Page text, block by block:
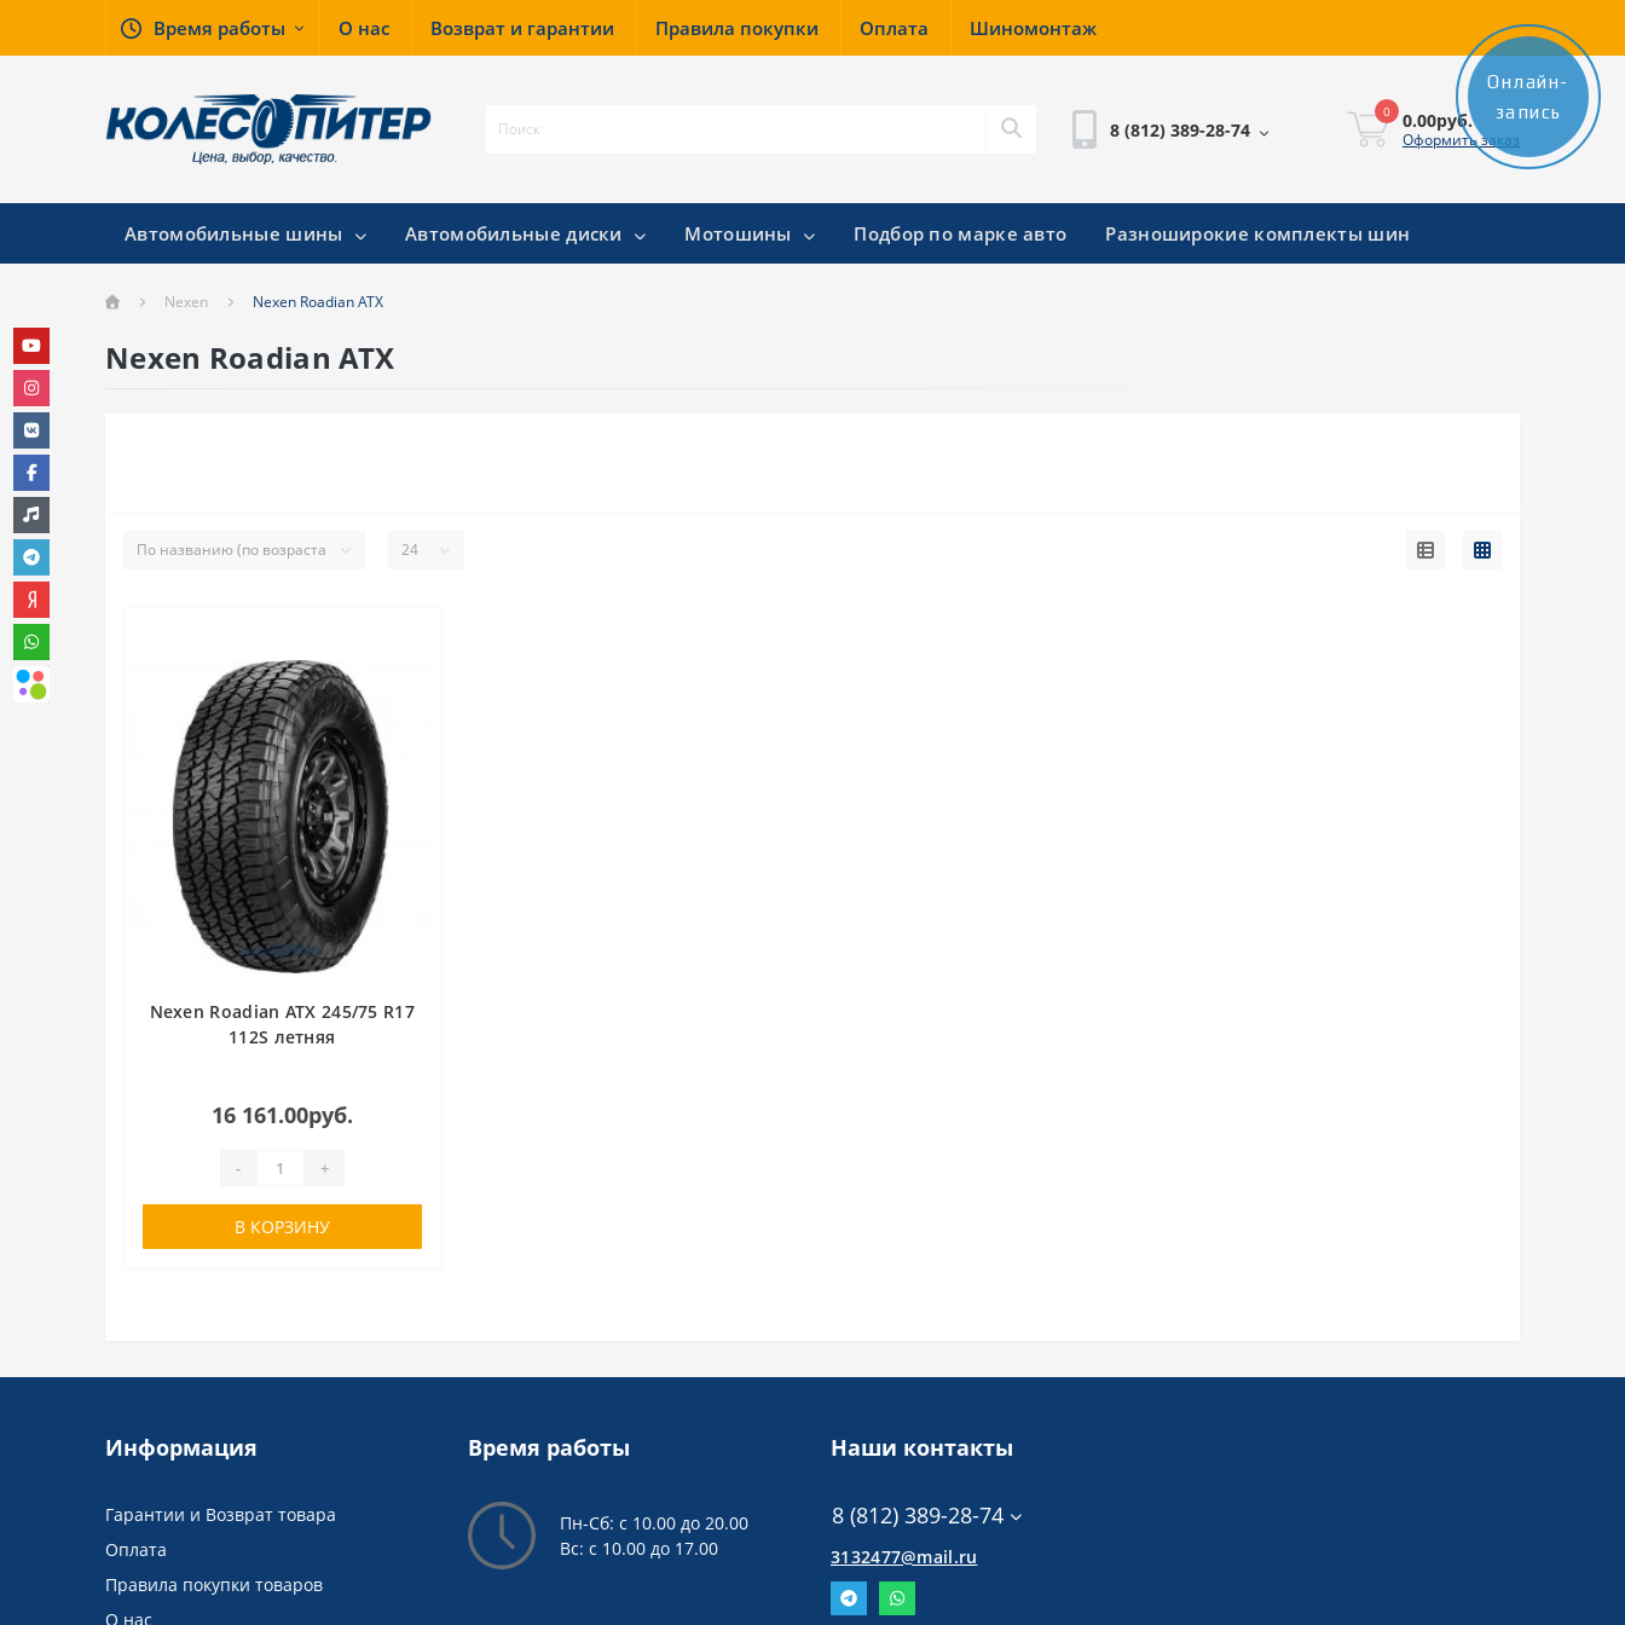
Время работы О нас Возврат и гарантии Правила покупки Оплата Шиномонтаж
8 (812) 389-28-74
0 0.00руб.
Оформить заказ
Автомобильные шины Автомобильные диски Мотошины Подбор по марке авто Разноширокие комплекты шин
Nexen Nexen Roadian ATX
Nexen Roadian ATX
Nexen Roadian ATX 245/75 R17
112S летняя
16 161.00руб.
- +
В КОРЗИНУ
Онлайн-
запись
Информация
Гарантии и Возврат товара
Оплата
Правила покупки товаров
О нас
Время работы
Пн-Сб: с 10.00 до 20.00
Вс: с 10.00 до 17.00
Наши контакты
8 (812) 389-28-74
3132477@mail.ru